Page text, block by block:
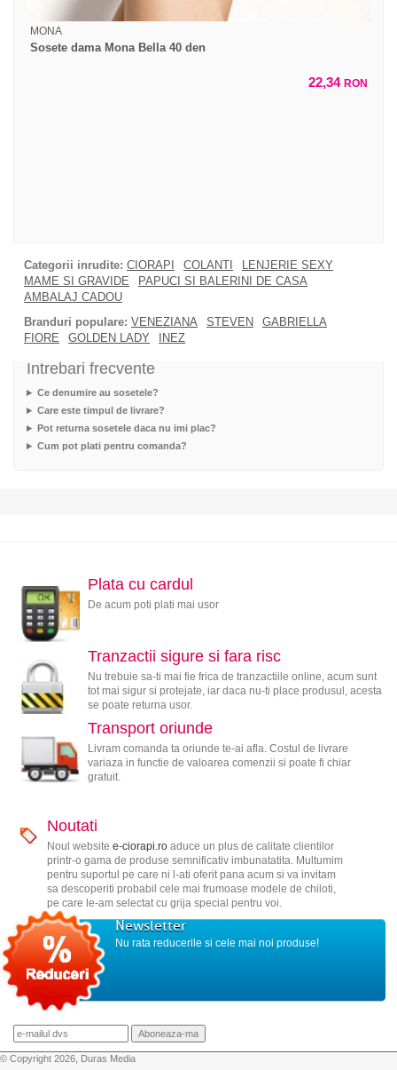
MONA
Sosete dama Mona Bella 40 den
22,34 RON
Categorii inrudite: CIORAPI COLANTI
LENJERIE SEXY
MAME SI GRAVIDE
PAPUCI SI BALERINI DE CASA
AMBALAJ CADOU
Branduri populare: VENEZIANA STEVEN
GABRIELLA
FIORE
GOLDEN LADY INEZ
Intrebari frecvente
Ce denumire au sosetele?
Care este timpul de livrare?
Pot returna sosetele daca nu imi plac?
Cum pot plati pentru comanda?
Plata cu cardul
De acum poti plati mai usor
Tranzactii sigure si fara risc
Nu trebuie sa-ti mai fie frica de tranzactiile online, acum sunt
tot mai sigur si protejate, iar daca nu-ti place produsul, acesta
se poate returna usor.
Transport oriunde
Livram comanda ta oriunde te-ai afla. Costul de livrare
variaza in functie de valoarea comenzii si poate fi chiar
gratuit.
Noutati
Noul website e-ciorapi.roaduce un plus de calitate clientilor
printr-o gama de produse semnificativ imbunatatita. Multumim
pentru suportul pe care ni l-ati oferit pana acum si va invitam
sa descoperiti probabil cele mai frumoase modele de chiloti,
pe care le-am selectat cu grija special pentru voi.
Newsletter
Nu rata reducerile si cele mai noi produse!
© Copyright 2026, Duras Media